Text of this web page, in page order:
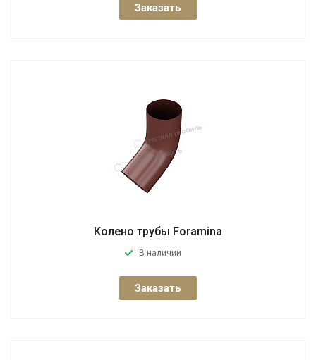
Заказать
Колено трубы Foramina
В наличии
Заказать